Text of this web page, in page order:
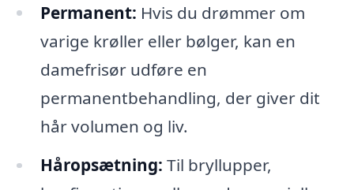
Permanent: Hvis du drømmer om
varige krøller eller bølger, kan en
damefrisør udføre en
permanentbehandling, der giver dit
hår volumen og liv.
Håropsætning: Til bryllupper,